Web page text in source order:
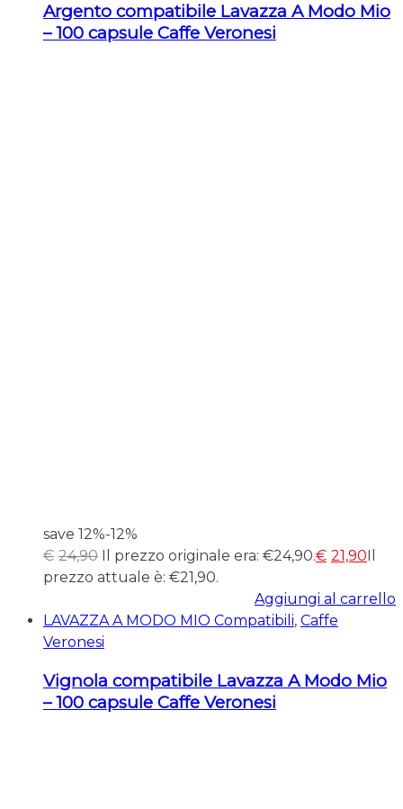
Argento compatibile Lavazza A Modo Mio
– 100 capsule Caffe Veronesi
save 12%-12%
€ 24,90 Il prezzo originale era: €24,90.€ 21,90Il
prezzo attuale è: €21,90.
Aggiungi al carrello
LAVAZZA A MODO MIO Compatibili, Caffe
Veronesi
Vignola compatibile Lavazza A Modo Mio
– 100 capsule Caffe Veronesi